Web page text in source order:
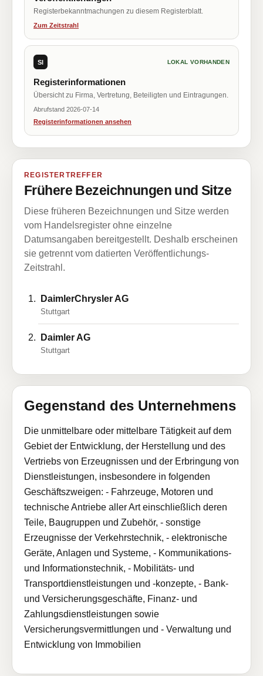
Registerbekanntmachungen zu diesem Registerblatt.
Zum Zeitstrahl
SI LOKAL VORHANDEN
Registerinformationen
Übersicht zu Firma, Vertretung, Beteiligten und Eintragungen.
Abrufstand 2026-07-14
Registerinformationen ansehen
REGISTERTREFFER
Frühere Bezeichnungen und Sitze
Diese früheren Bezeichnungen und Sitze werden
vom Handelsregister ohne einzelne
Datumsangaben bereitgestellt. Deshalb erscheinen
sie getrennt vom datierten Veröffentlichungs-
Zeitstrahl.
DaimlerChrysler AG
Stuttgart
Daimler AG
Stuttgart
Gegenstand des Unternehmens
Die unmittelbare oder mittelbare Tätigkeit auf dem
Gebiet der Entwicklung, der Herstellung und des
Vertriebs von Erzeugnissen und der Erbringung von
Dienstleistungen, insbesondere in folgenden
Geschäftszweigen: - Fahrzeuge, Motoren und
technische Antriebe aller Art einschließlich deren
Teile, Baugruppen und Zubehör, - sonstige
Erzeugnisse der Verkehrstechnik, - elektronische
Geräte, Anlagen und Systeme, - Kommunikations-
und Informationstechnik, - Mobilitäts- und
Transportdienstleistungen und -konzepte, - Bank-
und Versicherungsgeschäfte, Finanz- und
Zahlungsdienstleistungen sowie
Versicherungsvermittlungen und - Verwaltung und
Entwicklung von Immobilien